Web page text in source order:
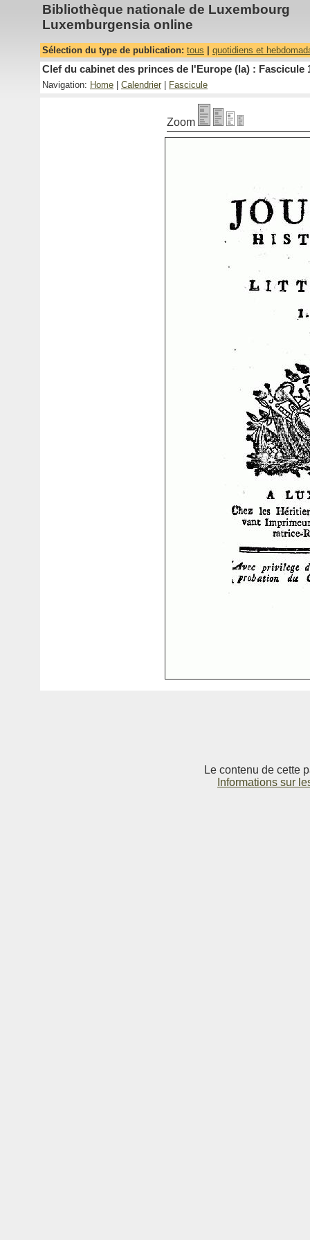
Bibliothèque nationale de Luxembourg
Luxemburgensia online
Sélection du type de publication: tous quotidiens et
Clef du cabinet des princes de l'Europe (la) : Fascicule
Navigation: Home Calendrier Fascicule
Zoom
Le contenu de cette
Informations sur